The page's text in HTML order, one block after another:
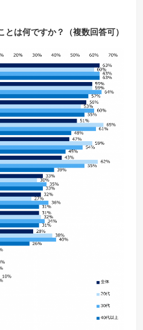
は何ですか？（複数回答可）